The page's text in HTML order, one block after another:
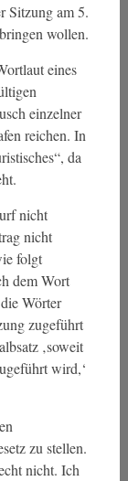
Sitzung am 5.
wollen.
eines
einzelner
reichen. In
da
nicht
nicht
folgt
dem Wort
Wörter
zugeführt
‚soweit
wird,‘
zu stellen.
nicht. Ich